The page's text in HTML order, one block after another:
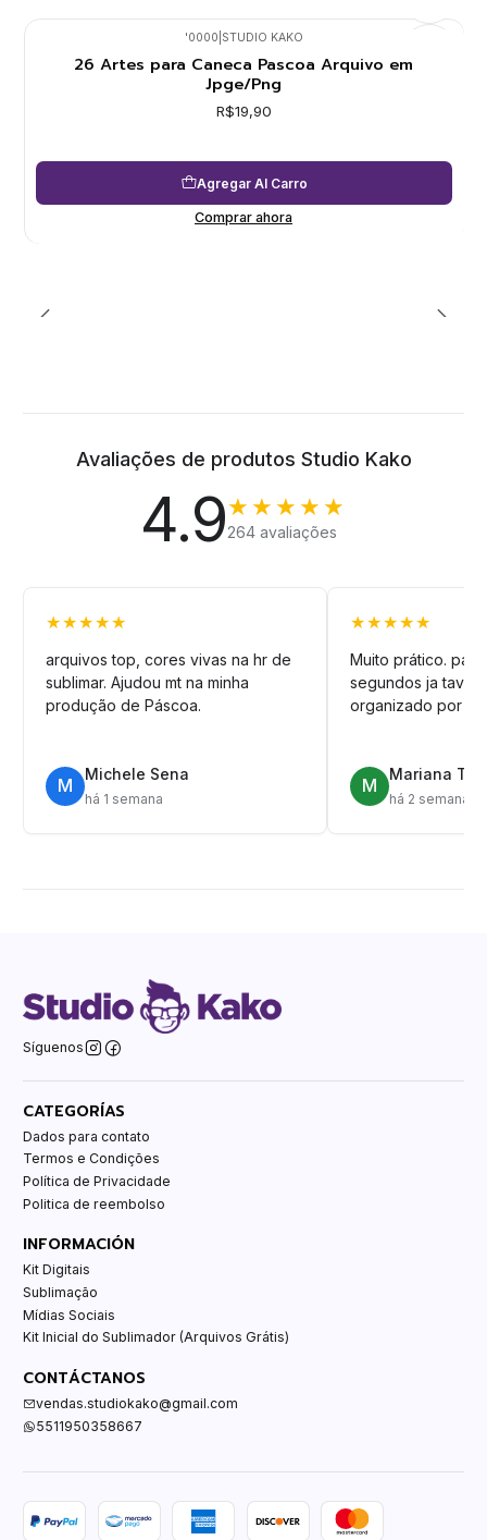
'0000 STUDIO KAKO
26 Artes para Caneca Pascoa Arquivo em
Jpge/Png
R$19,90
Agregar Al Carro
Comprar ahora
Avaliações de produtos Studio Kako
4.9★★★★★
264 avaliações
★★★★★
arquivos top, cores vivas na hr de
sublimar. Ajudou mt na minha
produção de Páscoa.
M
Michele Sena
há 1 semana
★★★★★
Muito prático.
segundos ja tava
organizado por
M
Mariana T.
há 2 semanas
Síguenos
CATEGORÍAS
Dados para contato
Termos e Condições
Política de Privacidade
Politica de reembolso
INFORMACIÓN
Kit Digitais
Sublimação
Mídias Sociais
Kit Inicial do Sublimador (Arquivos Grátis)
CONTÁCTANOS
vendas.studiokako@gmail.com
5511950358667